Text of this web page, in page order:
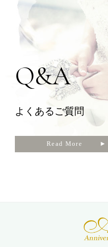
Q&A
よくあるご質問
Read More